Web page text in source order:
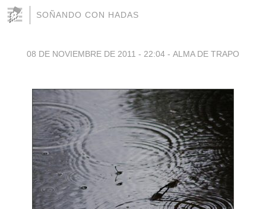
SOÑANDO CON HADAS
08 DE NOVIEMBRE DE 2011 - 22:04 - ALMA DE TRAPO